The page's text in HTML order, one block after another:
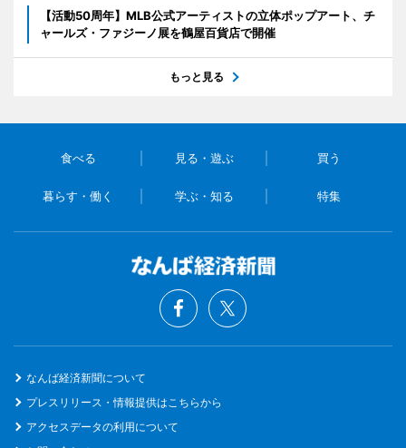
【活動50周年】MLB公式アーティストの立体ポップアート、チ
ャールズ・ファジーノ展を鶴屋百貨店で開催
もっと見る
食べる 見る・遊ぶ 買う
暮らす・働く 学ぶ・知る 特集
なんば経済新聞について
プレスリリース・情報提供はこちらから
アクセスデータの利用について